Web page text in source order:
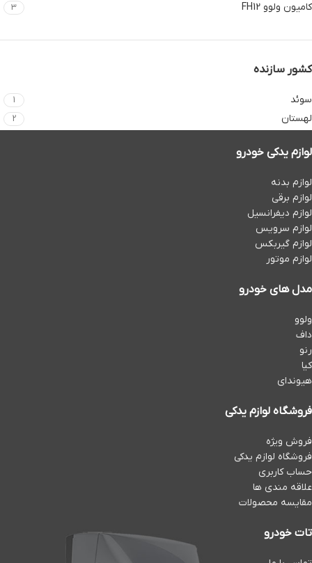
کامیون ولوو FH12 3
کشور سازنده
سوئد 1
لهستان 2
لوازم یدکی خودرو
لوازم بدنه
لوازم برقی
لوازم دیفرانسیل
لوازم سرویس
لوازم گیربکس
لوازم موتور
مدل های خودرو
ولوو
داف
رنو
کیا
هیوندای
فروشگاه لوازم یدکی
فروش ویژه
فروشگاه لوازم یدکی
حساب کاربری
علاقه مندی ها
مقایسه محصولات
تات خودرو